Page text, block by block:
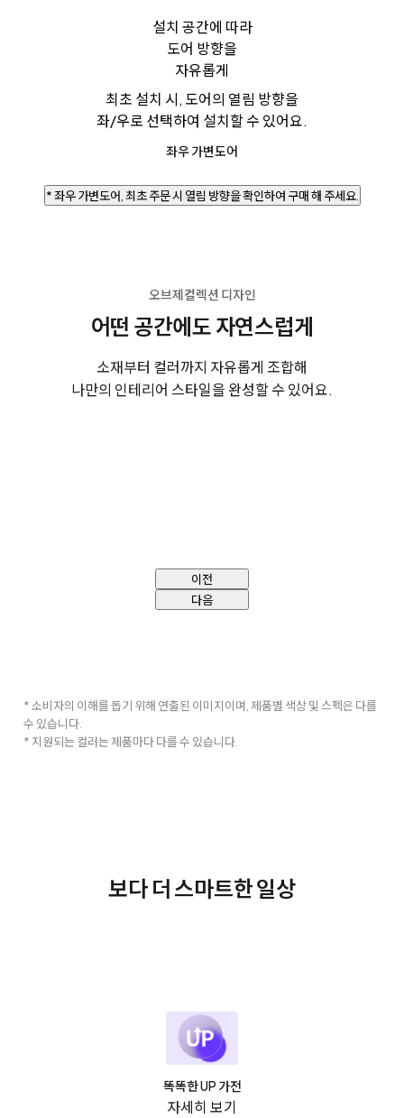
설치 공간에 따라
도어 방향을
자유롭게
최초 설치 시, 도어의 열림 방향을
좌/우로 선택하여 설치할 수 있어요.
좌우 가변도어
* 좌우 가변도어, 최초 주문 시 열림 방향을 확인하여 구매 해 주세요.
오브제컬렉션 디자인
어떤 공간에도 자연스럽게
소재부터 컬러까지 자유롭게 조합해
나만의 인테리어 스타일을 완성할 수 있어요.
이전
다음
* 소비자의 이해를 돕기 위해 연출된 이미지이며, 제품별 색상 및 스펙은 다를
수 있습니다.
* 지원되는 컬러는 제품마다 다를 수 있습니다.
보다 더 스마트한 일상
똑똑한 UP 가전
자세히 보기